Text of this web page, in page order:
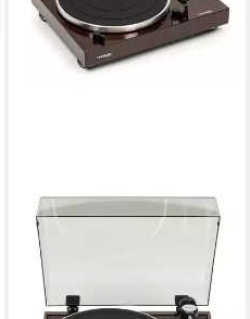
THORENS
Plattenspieler (TD 204
(walnut, incl. AT-95E) - Hifi
Plattenspieler)
808,92 €